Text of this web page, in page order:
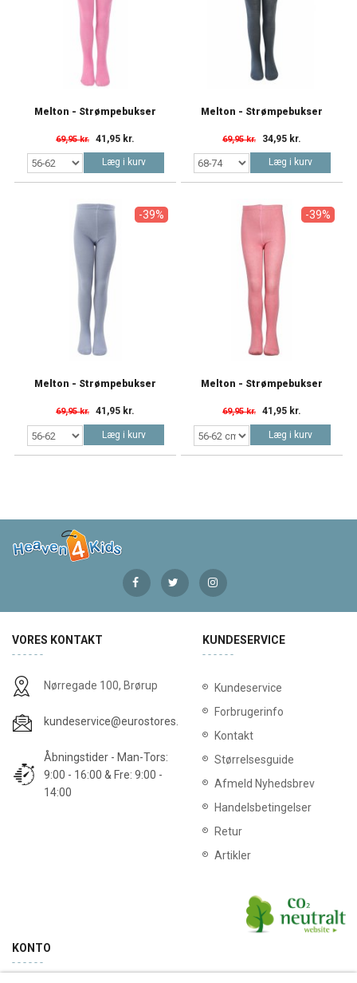
Melton - Strømpebukser
69,95 kr. 41,95 kr.
Læg i kurv
Melton - Strømpebukser
69,95 kr. 34,95 kr.
Læg i kurv
-39%
Melton - Strømpebukser
69,95 kr. 41,95 kr.
Læg i kurv
-39%
Melton - Strømpebukser
69,95 kr. 41,95 kr.
Læg i kurv
VORES KONTAKT
Nørregade 100, Brørup
kundeservice@eurostores.dk
Åbningstider - Man-Tors:
9:00 - 16:00 & Fre: 9:00 -
14:00
KUNDESERVICE
Kundeservice
Forbrugerinfo
Kontakt
Størrelsesguide
Afmeld Nyhedsbrev
Handelsbetingelser
Retur
Artikler
KONTO